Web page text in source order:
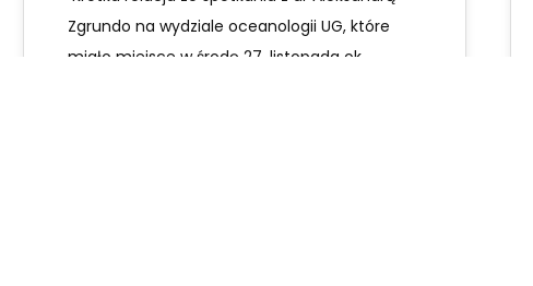
Zgrundo na wydziale oceanologii UG, które
miało miejsce w środę 27. listopada ok.…